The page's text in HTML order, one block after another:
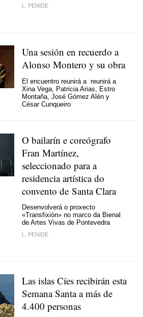
L. PENIDE
Una sesión en recuerdo a
Alonso Montero y su obra
El encuentro reunirá a reunirá a
Xina Vega, Patricia Arias, Estro
Montaña, José Gómez Alén y
César Cunqueiro
O bailarín e coreógrafo
Fran Martínez,
seleccionado para a
residencia artística do
convento de Santa Clara
Desenvolverá o proxecto
«Transfixión» no marco da Bienal
de Artes Vivas de Pontevedra
L. PENIDE
Las islas Cíes recibirán esta
Semana Santa a más de
4.400 personas